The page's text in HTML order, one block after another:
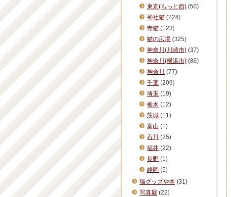
東京(もっと西) (50)
神社猫 (224)
寺猫 (123)
猫の広場 (325)
神奈川(川崎市) (37)
神奈川(横浜市) (86)
神奈川 (77)
千葉 (209)
埼玉 (19)
栃木 (12)
茨城 (11)
富山 (1)
石川 (25)
福井 (22)
長野 (1)
静岡 (5)
猫グッズや本 (31)
写真展 (22)